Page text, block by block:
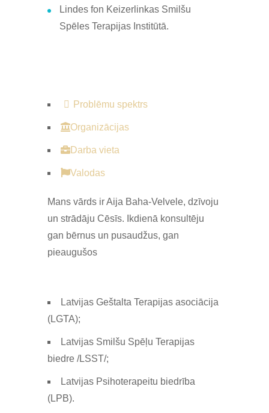
Lindes fon Keizerlinkas Smilšu
Spēles Terapijas Institūtā.
Problēmu spektrs
Organizācijas
Darba vieta
Valodas
Mans vārds ir Aija Baha-Velvele, dzīvoju
un strādāju Cēsīs. Ikdienā konsultēju
gan bērnus un pusaudžus, gan
pieaugušos
Latvijas Geštalta Terapijas asociācija
(LGTA);
Latvijas Smilšu Spēļu Terapijas
biedre /LSST/;
Latvijas Psihoterapeitu biedrība
(LPB).